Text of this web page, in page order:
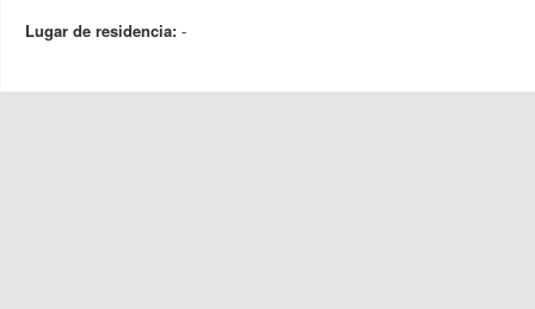
Lugar de residencia: -